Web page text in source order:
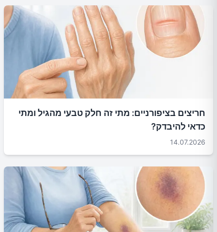
חריצים בציפורניים: מתי זה חלק טבעי מהגיל ומתי
כדאי להיבדק?
14.07.2026